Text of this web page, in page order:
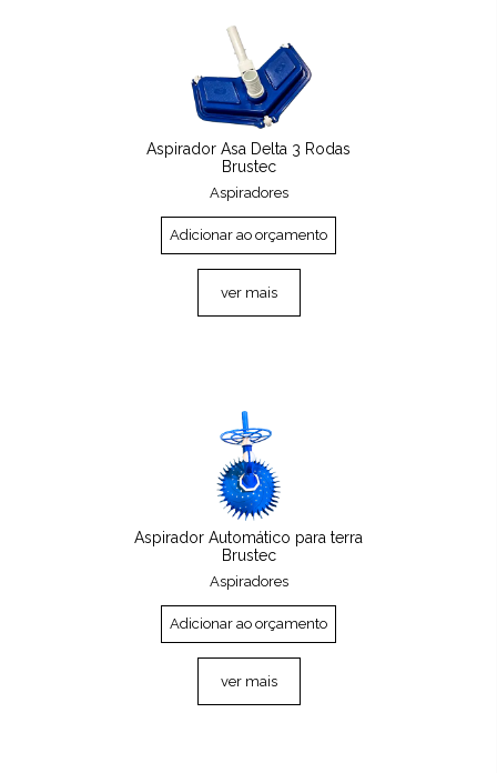
Aspirador Asa Delta 3 Rodas
Brustec
Aspiradores
Adicionar ao orçamento
ver mais
Aspirador Automático para terra
Brustec
Aspiradores
Adicionar ao orçamento
ver mais